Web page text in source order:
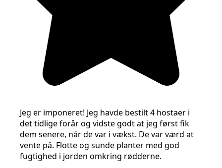
Jeg er imponeret! Jeg havde bestilt 4 hostaer i
det tidlige forår og vidste godt at jeg først fik
dem senere, når de var i vækst. De var værd at
vente på. Flotte og sunde planter med god
fugtighed i jorden omkring rødderne.